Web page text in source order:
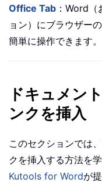
Office Tab ：Word
ョン）にブラウザー
簡単に操作できます。
ドキュメン
ンクを挿入
このセクションでは
クを挿入する方法を学
Kutools for Wordが